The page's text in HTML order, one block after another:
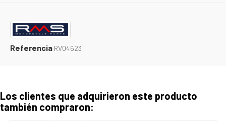
Referencia RV04623
Los clientes que adquirieron este producto
también compraron: